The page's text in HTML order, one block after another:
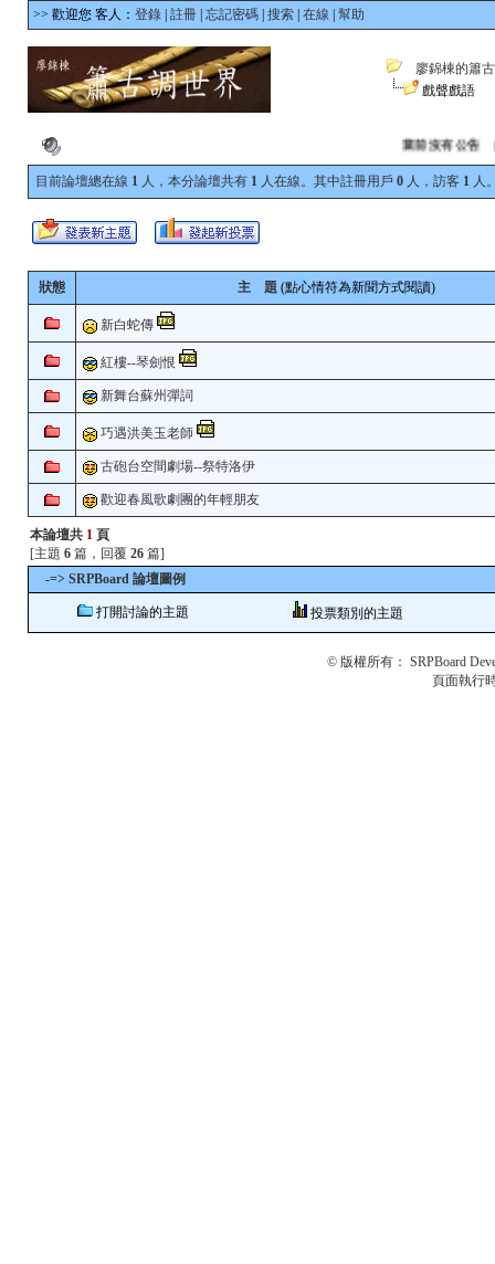
>> 歡迎您 客人： 登錄| 註冊| 忘記密碼| 搜索| 在線 幫助
廖錦棟的簫
戲聲戲語
當前沒有公告
目前論壇總在線 1人，本分論壇共有 1人在線。其中註冊用戶 0人，訪客 1人
狀態 主 題(點心情符為新聞方式閱讀)
新白蛇傳
紅樓--琴劍恨
新舞台蘇州彈詞
巧遇洪美玉老師
古砲台空間劇場--祭特洛伊
歡迎春風歌劇團的年輕朋友
本論壇共 1頁
[主題 6篇，回覆 26篇]
-=> SRPBoard 論壇圖例
打開討論的主題 投票類別的主題
© 版權所有： SRPBoard
頁面執行